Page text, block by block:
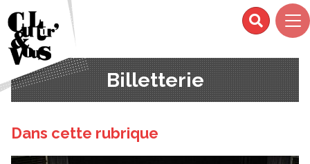
Billetterie
Dans cette rubrique